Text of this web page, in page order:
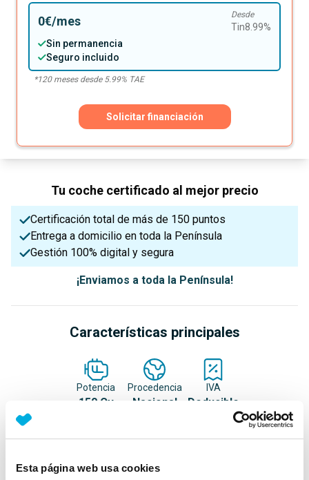
Esta página web usa cookies
0€/mes Desde
Tin8.99%
Sin permanencia
Seguro incluido
*120meses desde 5.99% TAE
Solicitar financiación
Tu coche certificado al mejor precio
Certificación total de más de 150 puntos
Entrega a domicilio en toda la Península
Gestión 100% digital y segura
¡Enviamos a toda la Península!
Características principales
Potencia
150 Cv
Procedencia
Nacional
IVA
Deducible
5 20/12/2022